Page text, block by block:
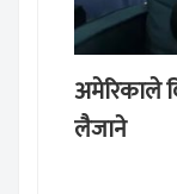
अमेरिकाले
लैजाने